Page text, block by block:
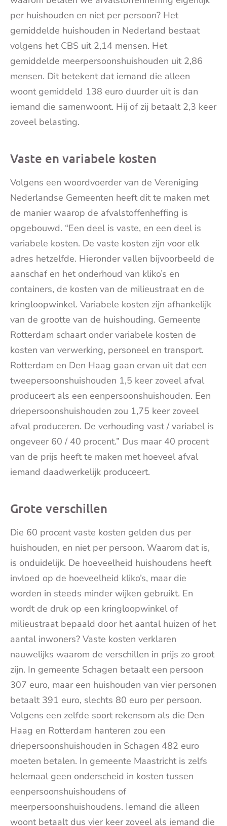
per huishouden en niet per persoon? Het
gemiddelde huishouden in Nederland bestaat
volgens het CBS uit 2,14 mensen. Het
gemiddelde meerpersoonshuishouden uit 2,86
mensen. Dit betekent dat iemand die alleen
woont gemiddeld 138 euro duurder uit is dan
iemand die samenwoont. Hij of zij betaalt 2,3 keer
zoveel belasting.
Vaste en variabele kosten
Volgens een woordvoerder van de Vereniging
Nederlandse Gemeenten heeft dit te maken met
de manier waarop de afvalstoffenheffing is
opgebouwd. “Een deel is vaste, en een deel is
variabele kosten. De vaste kosten zijn voor elk
adres hetzelfde. Hieronder vallen bijvoorbeeld de
aanschaf en het onderhoud van kliko’s en
containers, de kosten van de milieustraat en de
kringloopwinkel. Variabele kosten zijn afhankelijk
van de grootte van de huishouding. Gemeente
Rotterdam schaart onder variabele kosten de
kosten van verwerking, personeel en transport.
Rotterdam en Den Haag gaan ervan uit dat een
tweepersoonshuishouden 1,5 keer zoveel afval
produceert als een eenpersoonshuishouden. Een
driepersoonshuishouden zou 1,75 keer zoveel
afval produceren. De verhouding vast / variabel is
ongeveer 60 / 40 procent.” Dus maar 40 procent
van de prijs heeft te maken met hoeveel afval
iemand daadwerkelijk produceert.
Grote verschillen
Die 60 procent vaste kosten gelden dus per
huishouden, en niet per persoon. Waarom dat is,
is onduidelijk. De hoeveelheid huishoudens heeft
invloed op de hoeveelheid kliko’s, maar die
worden in steeds minder wijken gebruikt. En
wordt de druk op een kringloopwinkel of
milieustraat bepaald door het aantal huizen of het
aantal inwoners? Vaste kosten verklaren
nauwelijks waarom de verschillen in prijs zo groot
zijn. In gemeente Schagen betaalt een persoon
307 euro, maar een huishouden van vier personen
betaalt 391 euro, slechts 80 euro per persoon.
Volgens een zelfde soort rekensom als die Den
Haag en Rotterdam hanteren zou een
driepersoonshuishouden in Schagen 482 euro
moeten betalen. In gemeente Maastricht is zelfs
helemaal geen onderscheid in kosten tussen
eenpersoonshuishoudens of
meerpersoonshuishoudens. Iemand die alleen
woont betaalt dus vier keer zoveel als iemand die